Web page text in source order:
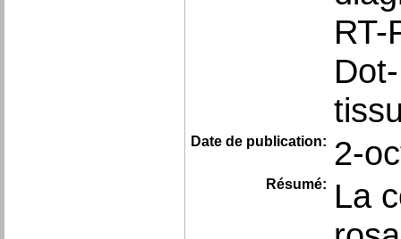
RT-
Date de publication: 2-
Résumé:
La